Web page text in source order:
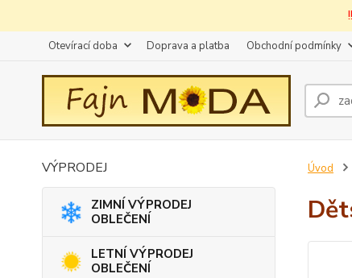
Otevírací doba Doprava a platba Obchodní podmínky
VÝPRODEJ
ZIMNÍ VÝPRODEJ
OBLEČENÍ
LETNÍ VÝPRODEJ
OBLEČENÍ
Úvod